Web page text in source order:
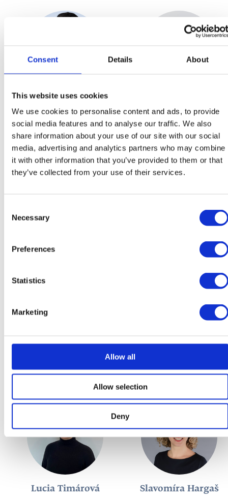
Consent Details About
This website uses cookies
We use cookies to personalise content and ads, to provide
social media features and to analyse our traffic. We also
share information about your use of our site with our social
media, advertising and analytics partners who may combine
it with other information that you’ve provided to them or that
they’ve collected from your use of their services.
Selection
Necessary
Preferences
Statistics
Marketing
Allow all
Allow selection
Deny
Satyajeet Khadun
Junior Data & AI Analyst Parent Relations Manager
Andrea Siváková
Academic Examinations &
Data Manager
Lucia Timárová Slavomíra Hargaš